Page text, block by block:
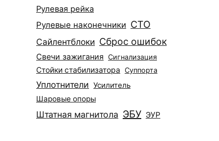
Рулевая рейка
Рулевые наконечники СТО
Сайлентблоки Сброс ошибок
Свечи зажигания Сигнализация
Стойки стабилизатора Суппорта
Уплотнители Усилитель
Шаровые опоры
Штатная магнитола ЭБУ ЭУР